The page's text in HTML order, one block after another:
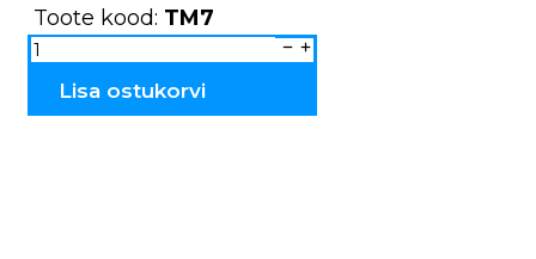
Toote kood: TM7
Magnet
puidust
põletatud
kogusLisa ostukorvi